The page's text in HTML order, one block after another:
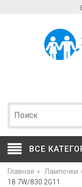
ВСЕ
Главная » Лампочки
18 7W/830 2G11